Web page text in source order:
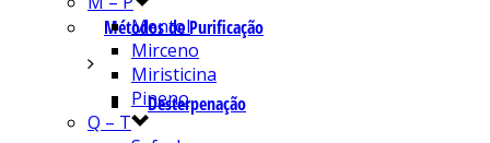
Métodos de Purificação
Desterpenação
Mentol
Mirceno
Miristicina
Pineno
Q – T